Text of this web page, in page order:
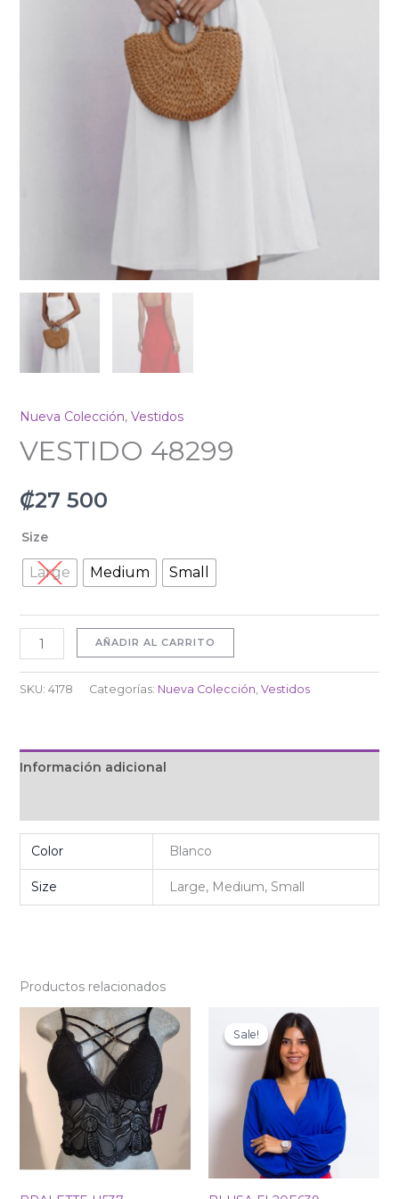
Nueva Colección, Vestidos
VESTIDO 48299
₡27 500
Size
Large Medium Small
AÑADIR AL CARRITO
SKU: 4178 Categorías: Nueva Colección Vestidos
Información adicional
Color Blanco
Size Large, Medium, Small
Productos relacionados
Sale!
Sale!
Original
price
was:
₡17
000.
Current
price
is:
₡11
900.